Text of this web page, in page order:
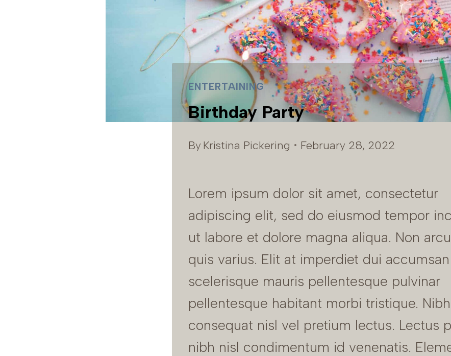
ENTERTAINING
Birthday Party
By Kristina Pickering February 28, 2022
Lorem ipsum dolor sit amet, consectetur
adipiscing elit, sed do eiusmod tempor
ut labore et dolore magna aliqua. Non
quis varius. Elit at imperdiet dui
scelerisque mauris pellentesque pulvinar
pellentesque habitant morbi tristique.
consequat nisl vel pretium lectus. Lectus
nibh nisl condimentum id venenatis.